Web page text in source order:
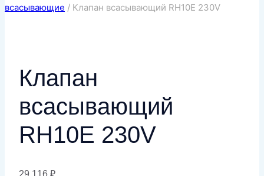
всасывающие / Клапан всасывающий RH10E 230V
Клапан
всасывающий
RH10E 230V
29 116 ₽